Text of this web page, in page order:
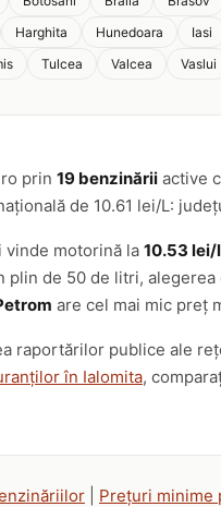
Harghita Hunedoara Iasi
Tulcea Valcea Vaslui
prin 19 benzinării active
de 10.61 lei/L:
vinde motorină la 10.53
plin de 50 de litri,
are cel mai mic preț
raportărilor publice ale
în Ialomita,
Prețuri minime